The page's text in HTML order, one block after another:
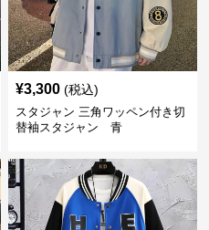
¥3,300 (税込)
スタジャン 三角ワッペン付き切
替袖スタジャン 青